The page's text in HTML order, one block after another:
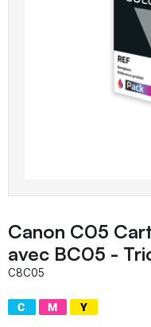
Canon C05
avec BC05 -
C8C05